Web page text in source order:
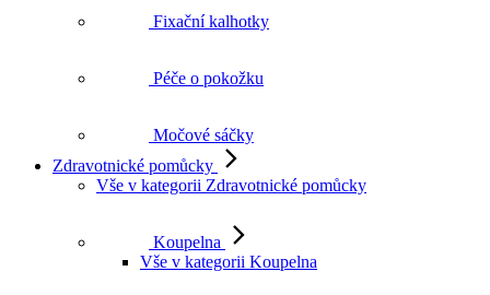
Fixační kalhotky
Péče o pokožku
Močové sáčky
Zdravotnické pomůcky
Vše v kategorii Zdravotnické pomůcky
Koupelna
Vše v kategorii Koupelna